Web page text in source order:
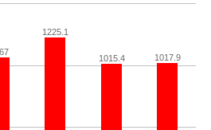
1225.1
1015.4 1017.9